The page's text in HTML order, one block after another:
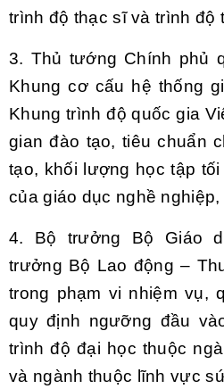
trình độ thạc sĩ và trình độ
3. Thủ tướng Chính phủ
Khung cơ cấu hệ thống
Khung trình độ quốc gia
gian đào tạo, tiêu chuẩn
tạo, khối lượng học tập
của giáo dục nghề
4. Bộ trưởng Bộ Giáo
trưởng Bộ Lao động –
trong phạm vi nhiệm vụ,
quy định ngưỡng đầu
trình độ đại học thuộc
và ngành thuộc lĩnh vực